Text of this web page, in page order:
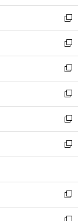
開
く
ウ
で
開
く
ン
ド
ウ
で
開
く
ウ
ィ
ン
ド
ウ
で
開
く
し
い
ウ
ィ
ン
ド
ウ
で
開
く
新
し
い
ウ
ィ
ン
ド
ウ
で
開
く
新
し
い
ウ
ィ
ン
ド
ウ
で
開
新
し
い
ウ
ィ
ン
ド
ウ
開
く
新
し
い
ウ
ィ
ン
ウ
で
開
新
し
い
ウ
ン
ド
ウ
新
し
ウ
ィ
ン
新
し